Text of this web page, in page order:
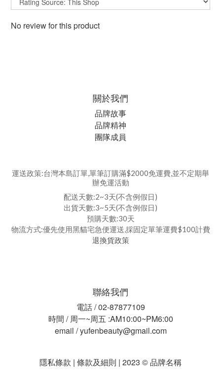
No review for this product
關於我們
品牌故事
品牌精神
團隊成員
運送政策:台灣本島訂單,單筆訂購滿$2000免運費,並不定期舉
辦免運活動
配送天數:2~3天(不含例假日)
出貨天數:3~5天(不含例假日)
預購天數:30天
物流方式:優先使用黑貓宅急便運送,採固定單筆運費$100計費
退換貨政策
聯絡我們
電話 / 02-87877109
時間 / 周一~周五 :AM10:00~PM6:00
email / yufenbeauty@gmail.com
隱私條款 | 條款及細則 | 2023 © 品牌名稱